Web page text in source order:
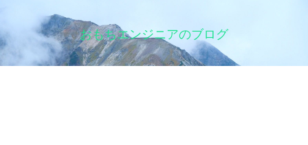
おもちエンジニアのブログ